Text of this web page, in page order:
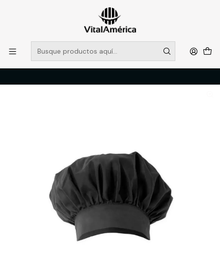
POR SISTEMA FRONTAL SOLO RETIROS EN TIENDA, DESDE
MUCHAS GRACIAS +569 5956 2237
Leer más
Catálogo
VESTIMENTA TECNICA Y CORPORATIVA
ACCESORIOS
GORRO FRANCES NEGRO